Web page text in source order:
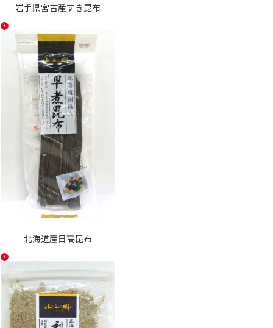
岩手県宮古産すき昆布
北海道産日高昆布